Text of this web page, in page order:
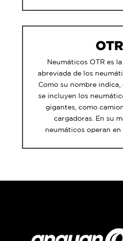
OTR
Neumáticos OTR es
abreviada de los
Como su nombre
se incluyen los
gigantes, como
cargadoras. En su
neumáticos operan en